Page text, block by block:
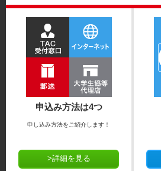
申込み方法は4つ
申し込み方法をご紹介します！
>詳細を見る